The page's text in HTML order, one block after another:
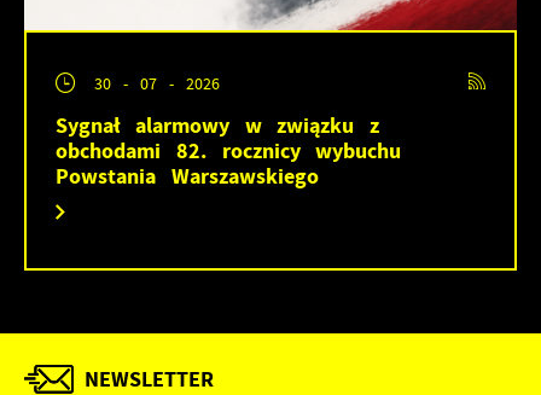
30 - 07 - 2026
Sygnał alarmowy w związku z
obchodami 82. rocznicy wybuchu
Powstania Warszawskiego
NEWSLETTER